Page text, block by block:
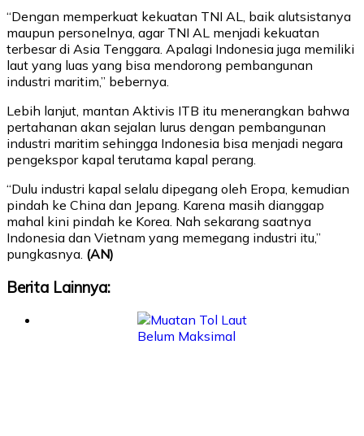
“Dengan memperkuat kekuatan TNI AL, baik alutsistanya
maupun personelnya, agar TNI AL menjadi kekuatan
terbesar di Asia Tenggara. Apalagi Indonesia juga memiliki
laut yang luas yang bisa mendorong pembangunan
industri maritim,” bebernya.
Lebih lanjut, mantan Aktivis ITB itu menerangkan bahwa
pertahanan akan sejalan lurus dengan pembangunan
industri maritim sehingga Indonesia bisa menjadi negara
pengekspor kapal terutama kapal perang.
“Dulu industri kapal selalu dipegang oleh Eropa, kemudian
pindah ke China dan Jepang. Karena masih dianggap
mahal kini pindah ke Korea. Nah sekarang saatnya
Indonesia dan Vietnam yang memegang industri itu,”
pungkasnya. (AN)
Berita Lainnya: